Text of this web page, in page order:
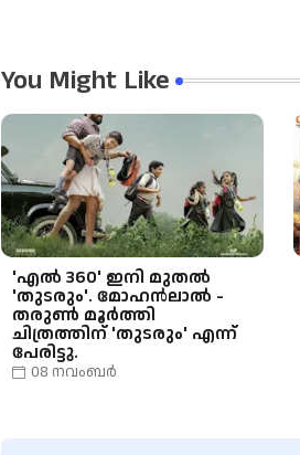
You Might Like
'എൽ 360' ഇനി മുതൽ
'തുടരും'. മോഹൻലാൽ -
തരുൺ മൂർത്തി
ചിത്രത്തിന് 'തുടരും' എന്ന്
പേരിട്ടു.
08 നവംബർ